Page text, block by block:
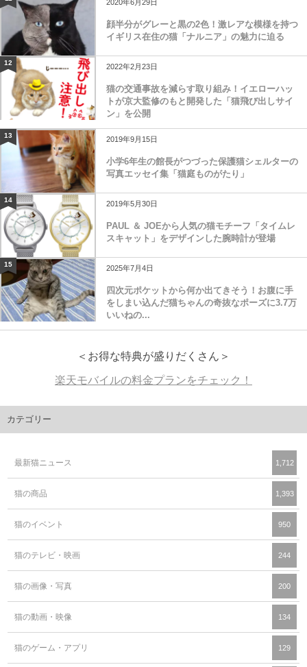
2020年6月29日
顔半分がグレーと黒の2色！激レアな模様を持つ
イギリス在住の猫「ナルニア」の魅力に迫る
12 2022年2月23日
猫の交通事故を減らす取り組み！イエローハッ
トが京大監修のもと開発した「猫飛び出しサイ
ン」を公開
13 2019年9月15日
小学6年生の館長がつづった保護猫シェルターの
写真エッセイ集「猫庭ものがたり」
14 2019年5月30日
PAUL ＆ JOEから人気の猫モチーフ「タイムレ
スキャット」をデザインした腕時計が登場
15 2025年7月4日
四次元ポケットから何か出てきそう！お腹に手
をしまい込んだ猫ちゃんの奇抜なポーズに3.7万
いいねの...
＜お得な特典が盛りだくさん＞
楽天モバイルの料金プランをチェック！
カテゴリー
最新猫ニュース 1,712
猫の商品 1,393
猫のイベント 950
猫のテレビ・映画 244
猫の画像・写真 200
猫の動画・映像 134
猫のゲーム・アプリ 129